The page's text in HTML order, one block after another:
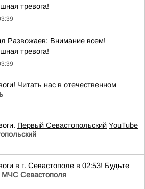
тревога!
Развожаев: Внимание всем!
тревога!
Читать нас в отечественном
Первый Севастопольский YouTube
в г. Севастополе в 02:53! Будьте
МЧС Севастополя